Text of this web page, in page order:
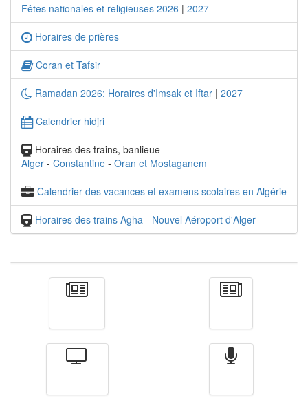
Fêtes nationales et religieuses 2026 | 2027
Horaires de prières
Coran et Tafsir
Ramadan 2026: Horaires d'Imsak et Iftar | 2027
Calendrier hidjri
Horaires des trains, banlieue
Alger - Constantine - Oran et Mostaganem
Calendrier des vacances et examens scolaires en Algérie
Horaires des trains Agha - Nouvel Aéroport d'Alger -